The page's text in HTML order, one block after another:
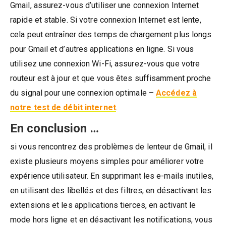
Gmail, assurez-vous d’utiliser une connexion Internet
rapide et stable. Si votre connexion Internet est lente,
cela peut entraîner des temps de chargement plus longs
pour Gmail et d’autres applications en ligne. Si vous
utilisez une connexion Wi-Fi, assurez-vous que votre
routeur est à jour et que vous êtes suffisamment proche
du signal pour une connexion optimale –Accédez à
notre test de débit internet.
En conclusion …
si vous rencontrez des problèmes de lenteur de Gmail, il
existe plusieurs moyens simples pour améliorer votre
expérience utilisateur. En supprimant les e-mails inutiles,
en utilisant des libellés et des filtres, en désactivant les
extensions et les applications tierces, en activant le
mode hors ligne et en désactivant les notifications, vous